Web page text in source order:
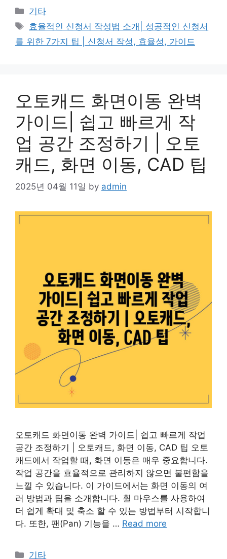
Categories
기타
Tags
효율적인 신청서 작성법 소개| 성공적인 신청서
를 위한 7가지 팁 | 신청서 작성, 효율성, 가이드
오토캐드 화면이동 완벽
가이드| 쉽고 빠르게 작
업 공간 조정하기 | 오토
캐드, 화면 이동, CAD 팁
2025년 04월 11일 by admin
오토캐드 화면이동 완벽 가이드| 쉽고 빠르게 작업
공간 조정하기 | 오토캐드, 화면 이동, CAD 팁 오토
캐드에서 작업할 때, 화면 이동은 매우 중요합니다.
작업 공간을 효율적으로 관리하지 않으면 불편함을
느낄 수 있습니다. 이 가이드에서는 화면 이동의 여
러 방법과 팁을 소개합니다. 휠 마우스를 사용하여
더 쉽게 확대 및 축소 할 수 있는 방법부터 시작합니
다. 또한, 팬(Pan) 기능을 … Read more
Categories
기타